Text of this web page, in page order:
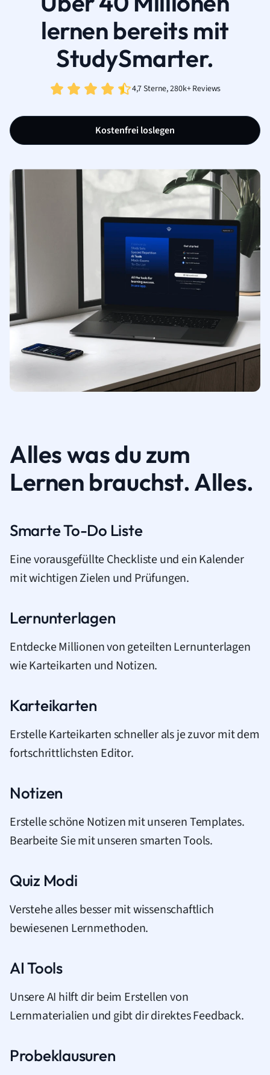
lernen bereits mit
StudySmarter.
4,7 Sterne, 280k+ Reviews
Kostenfrei loslegen
Alles was du zum
Lernen brauchst. Alles.
Smarte To-Do Liste
Eine vorausgefüllte Checkliste und ein Kalender
mit wichtigen Zielen und Prüfungen.
Lernunterlagen
Entdecke Millionen von geteilten Lernunterlagen
wie Karteikarten und Notizen.
Karteikarten
Erstelle Karteikarten schneller als je zuvor mit dem
fortschrittlichsten Editor.
Notizen
Erstelle schöne Notizen mit unseren Templates.
Bearbeite Sie mit unseren smarten Tools.
Quiz Modi
Verstehe alles besser mit wissenschaftlich
bewiesenen Lernmethoden.
AI Tools
Unsere AI hilft dir beim Erstellen von
Lernmaterialien und gibt dir direktes Feedback.
Probeklausuren